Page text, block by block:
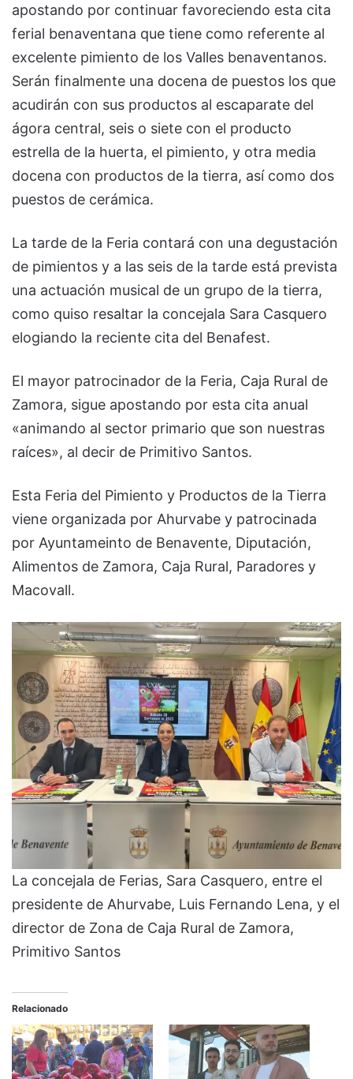
apostando por continuar favoreciendo esta cita
ferial benaventana que tiene como referente al
excelente pimiento de los Valles benaventanos.
Serán finalmente una docena de puestos los que
acudirán con sus productos al escaparate del
ágora central, seis o siete con el producto
estrella de la huerta, el pimiento, y otra media
docena con productos de la tierra, así como dos
puestos de cerámica.
La tarde de la Feria contará con una degustación
de pimientos y a las seis de la tarde está prevista
una actuación musical de un grupo de la tierra,
como quiso resaltar la concejala Sara Casquero
elogiando la reciente cita del Benafest.
El mayor patrocinador de la Feria, Caja Rural de
Zamora, sigue apostando por esta cita anual
«animando al sector primario que son nuestras
raíces», al decir de Primitivo Santos.
Esta Feria del Pimiento y Productos de la Tierra
viene organizada por Ahurvabe y patrocinada
por Ayuntameinto de Benavente, Diputación,
Alimentos de Zamora, Caja Rural, Paradores y
Macovall.
La concejala de Ferias, Sara Casquero, entre el
presidente de Ahurvabe, Luis Fernando Lena, y el
director de Zona de Caja Rural de Zamora,
Primitivo Santos
Relacionado